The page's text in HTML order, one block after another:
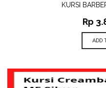
KURSI
Rp
ADD